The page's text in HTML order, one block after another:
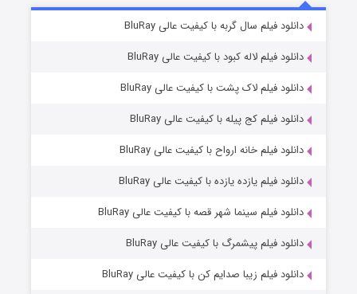
قسمت۷ (زیرنویس) منتشر شد دانلود فیلم سال گربه با کیفیت عالی BluRay
دانلود فیلم لاله کبود با کیفیت عالی BluRay
دانلود فیلم لاک پشت با کیفیت عالی BluRay
دانلود فیلم کج‌ پیله با کیفیت عالی BluRay
دانلود فیلم خانه ارواح با کیفیت عالی BluRay
دانلود فیلم یازده یازده با کیفیت عالی BluRay
دانلود فیلم سینما شهر قصه با کیفیت عالی BluRay
دانلود فیلم پیشمرگ با کیفیت عالی BluRay
دانلود فیلم زیبا صدایم کن با کیفیت عالی BluRay